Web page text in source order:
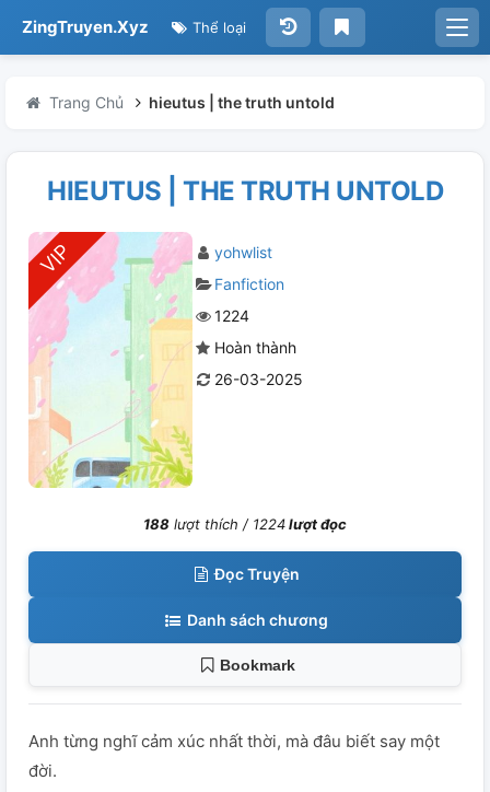
ZingTruyen.Xyz Thể loại
Trang Chủ hieutus | the truth untold
HIEUTUS | THE TRUTH UNTOLD
yohwlist
Fanfiction
1224
Hoàn thành
26-03-2025
188 lượt thích / 1224lượt đọc
Đọc Truyện
Danh sách chương
Bookmark
Anh từng nghĩ cảm xúc nhất thời, mà đâu biết say một
đời.